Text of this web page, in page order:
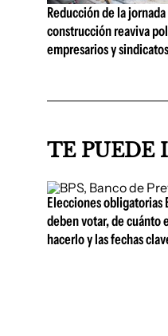
Reducción de la
construcción reaviva
empresarios y sindicatos
TE PUEDE
Elecciones obligatorias
deben votar, de cuánto
hacerlo y las fechas